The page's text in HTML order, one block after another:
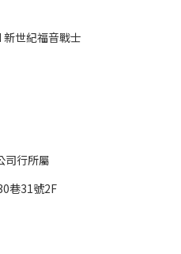
新世紀福音戰士
司行所屬
巷31號2F